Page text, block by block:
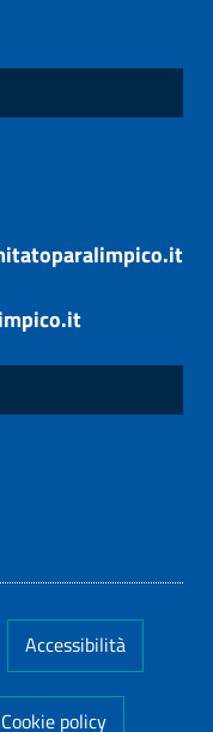
Accessibilità
Cookie policy